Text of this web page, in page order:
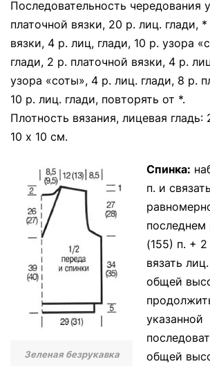
Последовательность чередования
платочной вязки, 20 р. лиц. глади,
вязки, 4 р. лиц, глади, 10 р. узора
глади, 2 р. платочной вязки, 4 р.
узора «соты», 4 р. лиц. глади, 8 р.
10 р. лиц. глади, повторять от *.
Плотность вязания, лицевая
10 х 10 см.
Зеленая безрукавка
Спинка:
п. и
последнем
(155) п. +
вязать
общей
указанной
общей